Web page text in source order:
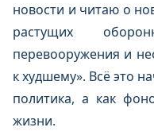
новости и читаю о
растущих
перевооружения и
к худшему». Всё это
политика, а как
жизни.